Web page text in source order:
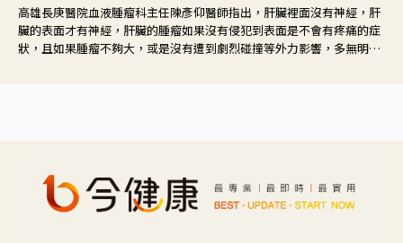
高雄長庚醫院血液腫瘤科主任陳彥仰醫師指出，肝臟裡面沒有神經，肝
臟的表面才有神經，肝臟的腫瘤如果沒有侵犯到表面是不會有疼痛的症
狀，且如果腫瘤不夠大，或是沒有遭到劇烈碰撞等外力影響，多無明顯